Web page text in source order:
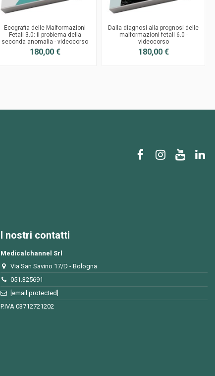
Ecografia delle Malformazioni
Fetali 3.0: il problema della
seconda anomalia - videocorso
180,00 €
Dalla diagnosi alla prognosi delle
malformazioni fetali 6.0 -
videocorso
180,00 €
I nostri contatti
Medicalchannel Srl
Via San Savino 17/D - Bologna
051.325691
[email protected]
P.IVA 03712721202